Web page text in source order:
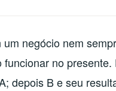
um negócio nem
no
depois B e seu